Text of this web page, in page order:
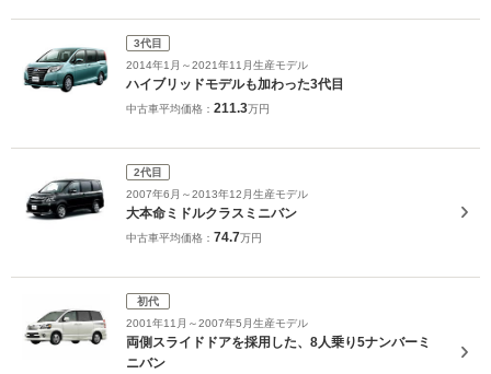
3代目
2014年1月～2021年11月生産モデル
ハイブリッドモデルも加わった3代目
中古車平均価格： 211.3万円
2代目
2007年6月～2013年12月生産モデル
大本命ミドルクラスミニバン
中古車平均価格： 74.7万円
初代
2001年11月～2007年5月生産モデル
両側スライドドアを採用した、8人乗り5ナンバーミ
ニバン